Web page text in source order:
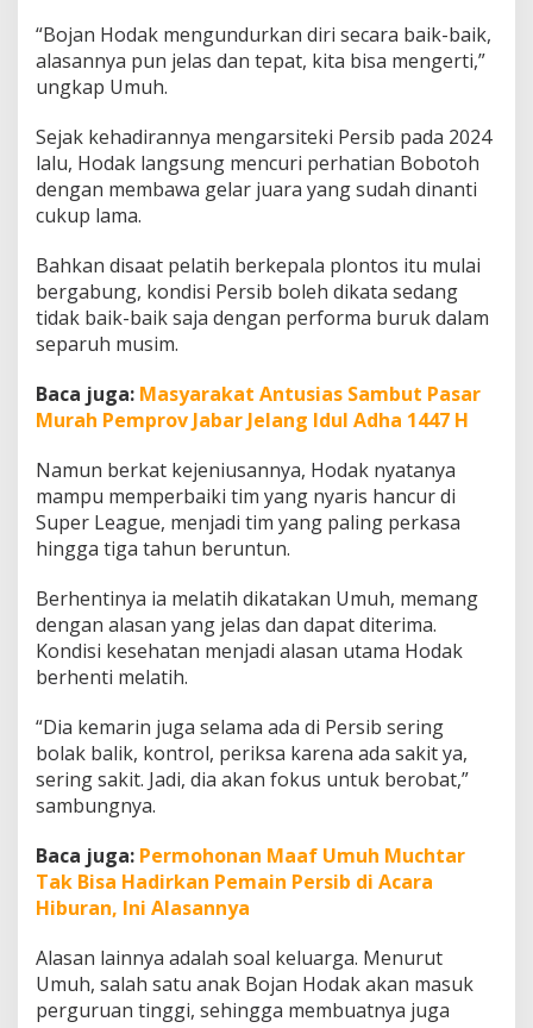
a
t
u
u
h
n
a
c
!
“Bojan Hodak mengundurkan diri secara baik-baik,
alasannya pun jelas dan tepat, kita bisa mengerti,”
ungkap Umuh.
Sejak kehadirannya mengarsiteki Persib pada 2024
lalu, Hodak langsung mencuri perhatian Bobotoh
dengan membawa gelar juara yang sudah dinanti
cukup lama.
Bahkan disaat pelatih berkepala plontos itu mulai
bergabung, kondisi Persib boleh dikata sedang
tidak baik-baik saja dengan performa buruk dalam
separuh musim.
Baca juga: Masyarakat Antusias Sambut Pasar
Murah Pemprov Jabar Jelang Idul Adha 1447 H
Namun berkat kejeniusannya, Hodak nyatanya
mampu memperbaiki tim yang nyaris hancur di
Super League, menjadi tim yang paling perkasa
hingga tiga tahun beruntun.
Berhentinya ia melatih dikatakan Umuh, memang
dengan alasan yang jelas dan dapat diterima.
Kondisi kesehatan menjadi alasan utama Hodak
berhenti melatih.
“Dia kemarin juga selama ada di Persib sering
bolak balik, kontrol, periksa karena ada sakit ya,
sering sakit. Jadi, dia akan fokus untuk berobat,”
sambungnya.
Baca juga: Permohonan Maaf Umuh Muchtar
Tak Bisa Hadirkan Pemain Persib di Acara
Hiburan, Ini Alasannya
Alasan lainnya adalah soal keluarga. Menurut
Umuh, salah satu anak Bojan Hodak akan masuk
perguruan tinggi, sehingga membuatnya juga